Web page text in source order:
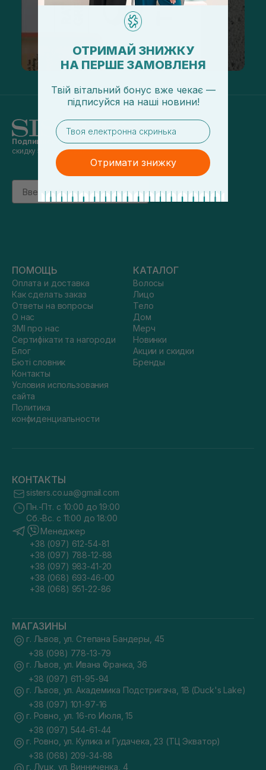
Подпишись на наши новостии получай
скидку 5% на первый заказ
Email
підписатись
ПОМОЩЬ
Оплата и доставка
Как сделать заказ
Ответы на вопросы
О нас
ЗМІ про нас
Сертифікати та нагороди
Блог
Бюті словник
Контакты
Условия использования
сайта
Политика
конфиденциальности
КАТАЛОГ
Волосы
Лицо
Тело
Дом
Мерч
Новинки
Акции и скидки
Бренды
КОНТАКТЫ
sisters.co.ua@gmail.com
Пн.-Пт. с 10:00 до 19:00
Сб.-Вс. с 11:00 до 18:00
Менеджер
+38 (097) 612-54-81
+38 (097) 788-12-88
+38 (097) 983-41-20
+38 (068) 693-46-00
+38 (068) 951-22-86
МАГАЗИНЫ
г. Львов, ул. Степана Бандеры, 45
+38 (098) 778-13-79
г. Львов, ул. Ивана Франка, 36
+38 (097) 611-95-94
г. Львов, ул. Академика Подстригача, 1В (Duck's Lake)
+38 (097) 101-97-16
г. Ровно, ул. 16-го Июля, 15
+38 (097) 544-61-44
г. Ровно, ул. Кулика и Гудачека, 23 (ТЦ Экватор)
+38 (068) 209-34-88
г. Луцк, ул. Винниченка, 4
ОТРИМАЙ ЗНИЖКУ
НА ПЕРШЕ ЗАМОВЛЕНЯ
Твій вітальний бонус вже чекає —
підписуйся на наші новини!
email
Отримати знижку